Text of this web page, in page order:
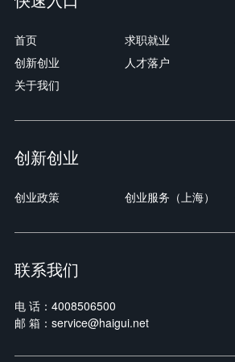
首页 求职就业
创新创业
人才落户
关于我们
创新创业
创业政策 创业服务（上海）
联系我们
电 话：4008506500
邮 箱：service@haigui.net